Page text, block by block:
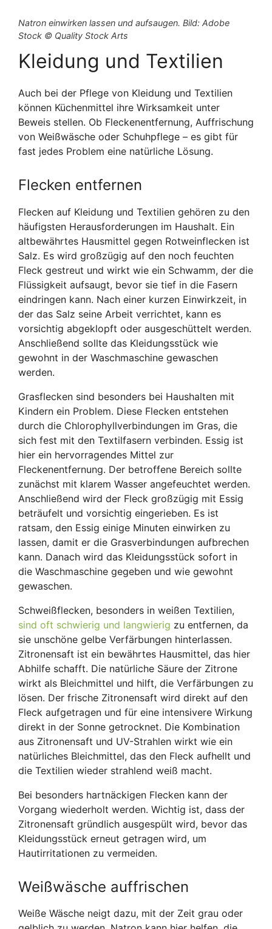
Natron einwirken lassen und aufsaugen. Bild: Adobe
Stock © Quality Stock Arts
Kleidung und Textilien
Auch bei der Pflege von Kleidung und Textilien
können Küchenmittel ihre Wirksamkeit unter
Beweis stellen. Ob Fleckenentfernung, Auffrischung
von Weißwäsche oder Schuhpflege – es gibt für
fast jedes Problem eine natürliche Lösung.
Flecken entfernen
Flecken auf Kleidung und Textilien gehören zu den
häufigsten Herausforderungen im Haushalt. Ein
altbewährtes Hausmittel gegen Rotweinflecken ist
Salz. Es wird großzügig auf den noch feuchten
Fleck gestreut und wirkt wie ein Schwamm, der die
Flüssigkeit aufsaugt, bevor sie tief in die Fasern
eindringen kann. Nach einer kurzen Einwirkzeit, in
der das Salz seine Arbeit verrichtet, kann es
vorsichtig abgeklopft oder ausgeschüttelt werden.
Anschließend sollte das Kleidungsstück wie
gewohnt in der Waschmaschine gewaschen
werden.
Grasflecken sind besonders bei Haushalten mit
Kindern ein Problem. Diese Flecken entstehen
durch die Chlorophyllverbindungen im Gras, die
sich fest mit den Textilfasern verbinden. Essig ist
hier ein hervorragendes Mittel zur
Fleckenentfernung. Der betroffene Bereich sollte
zunächst mit klarem Wasser angefeuchtet werden.
Anschließend wird der Fleck großzügig mit Essig
beträufelt und vorsichtig eingerieben. Es ist
ratsam, den Essig einige Minuten einwirken zu
lassen, damit er die Grasverbindungen aufbrechen
kann. Danach wird das Kleidungsstück sofort in
die Waschmaschine gegeben und wie gewohnt
gewaschen.
Schweißflecken, besonders in weißen Textilien,
sind oft schwierig und langwierig zu entfernen, da
sie unschöne gelbe Verfärbungen hinterlassen.
Zitronensaft ist ein bewährtes Hausmittel, das hier
Abhilfe schafft. Die natürliche Säure der Zitrone
wirkt als Bleichmittel und hilft, die Verfärbungen zu
lösen. Der frische Zitronensaft wird direkt auf den
Fleck aufgetragen und für eine intensivere Wirkung
direkt in der Sonne getrocknet. Die Kombination
aus Zitronensaft und UV-Strahlen wirkt wie ein
natürliches Bleichmittel, das den Fleck aufhellt und
die Textilien wieder strahlend weiß macht.
Bei besonders hartnäckigen Flecken kann der
Vorgang wiederholt werden. Wichtig ist, dass der
Zitronensaft gründlich ausgespült wird, bevor das
Kleidungsstück erneut getragen wird, um
Hautirritationen zu vermeiden.
Weißwäsche auffrischen
Weiße Wäsche neigt dazu, mit der Zeit grau oder